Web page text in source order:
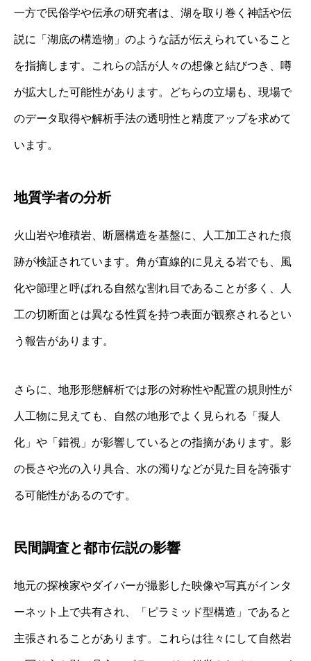
一方で民俗学や伝承の研究者は、湖を取り巻く神話や伝
説に「湖底の構造物」のような話が伝えられていること
を指摘します。これらの話が人々の想像と結びつき、噂
が拡大した可能性があります。どちらの立場も、現場で
のデータ取得や解析手法の透明性と精度アップを求めて
います。
地質学者の分析
火山岩や堆積岩、断層構造を基盤に、人工加工された痕
跡が検証されています。角が直線的に見える岩でも、風
化や節理と呼ばれる自然な割れ目であることが多く、人
工の切断面とは異なる性質を持つ表面が観察されるとい
う報告があります。
さらに、地形形態解析では形の対称性や配置の規則性が
人工物に見えても、自然の地形でよく見られる「擬人
化」や「錯視」が影響しているとの指摘があります。影
の長さや光の入り具合、水の濁りなどが見た目を誇張す
る可能性があるのです。
民間調査と都市伝説の影響
地元の探検家やダイバーが撮影した映像や写真がインタ
ーネット上で共有され、「ピラミッド型構造」であると
主張されることがあります。これらは往々にして自然岩